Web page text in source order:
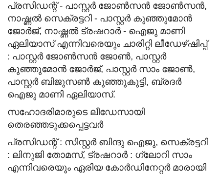
പ്രസിഡന്റ്‌ - പാസ്റ്റർ ജോൺസൻ ജോൺസൻ,
നാഷ്ണൽ സെക്രട്ടറി - പാസ്റ്റർ കുഞ്ഞുമോൻ
ജോർജ്, നാഷ്ണൽ ട്രഷറാർ - ഐജു മാണി
ഏലിയാസ് എന്നിവരെയും ചാരിറ്റി ലീഡേഴ്‌ഷിപ്പ്
: പാസ്റ്റർ ജോൺസൻ ജോൺ, പാസ്റ്റർ
കുഞ്ഞുമോൻ ജോർജ്, പാസ്റ്റർ സാം ജോൺ,
പാസ്റ്റർ ബിജുസൺ കുഞ്ഞുകുട്ടി, ബ്രദർ
ഐജു മാണി ഏലിയാസ്.
സഹോദരിമാരുടെ ലീഡേസായി
തെരഞ്ഞടുക്കപ്പെട്ടവർ
പ്രസിഡന്റ്‌ : സിസ്റ്റർ ബിന്ദു ഐജു, സെക്രട്ടറി
: ലിനുജി തോമസ്, ട്രഷറാർ : ഗ്ലോറി സാം
എന്നിവരെയും ഏരിയ കോർഡിനേറ്റർ മാരായി